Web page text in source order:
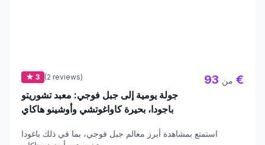
★ 3 (2 reviews)
جولة يومية إلى جبل فوجي: معبد تشوريتو
باجودا، بحيرة كاواغوتشي وأوشينو هاكاي
من 93 €
استمتع بمشاهدة أبرز معالم جبل فوجي، بما في ذلك باغودا